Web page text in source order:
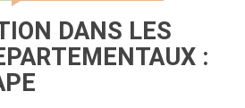
DANS LES
: